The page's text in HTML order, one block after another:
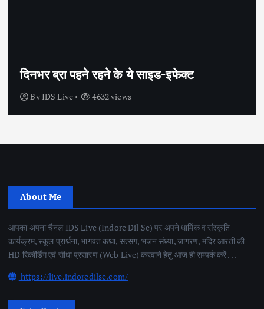
सेक्स के अलावा भी कंडोम का उपयोग है?
ByIDS Live
About Me
आपका अपना चैनल IDS Live (Indore Dil Se) पर अपने धार्मिक व संस्कृति
कार्यक्रम, स्कूल प्रार्थना, भागवत कथा, सत्संग, भजन संध्या, जागरण, मंदिर आरती की
HD रिकॉर्डिंग एवं सीधा प्रसारण (Web Live) करवाने हेतु आज ही सम्पर्क करें . . .
https://live.indoredilse.com/